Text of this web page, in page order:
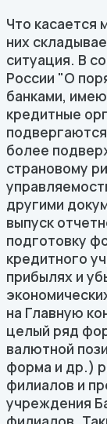
Что касается
них
ситуация. В
России "О
банками,
кредитные
более
страновому
другими
выпуск
подготовку
кредитного
прибылях и
на Главную
целый ряд
валютной
форма и др.)
филиалов и
учреждения